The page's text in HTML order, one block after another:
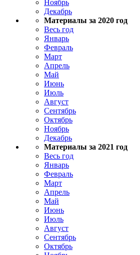
Ноябрь
Декабрь
Материалы за 2020 год
Весь год
Январь
Февраль
Март
Апрель
Май
Июнь
Июль
Август
Сентябрь
Октябрь
Ноябрь
Декабрь
Материалы за 2021 год
Весь год
Январь
Февраль
Март
Апрель
Май
Июнь
Июль
Август
Сентябрь
Октябрь